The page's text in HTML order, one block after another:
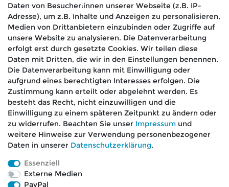
(*) Unzutreffendes streichen.
🚚 Schneller Versand
📦 Kostenloser Versand ab 75 €
📞 Kostenlose Beratung per Telefon &
WhatsApp
Impressum
Daten von Besucher:innen unserer Webseite (z.B. IP-
Adresse), um z.B. Inhalte und Anzeigen zu personalisieren,
Medien von Drittanbietern einzubinden oder Zugriffe auf
unsere Website zu analysieren. Die Datenverarbeitung
erfolgt erst durch gesetzte Cookies. Wir teilen diese
Daten mit Dritten, die wir in den Einstellungen benennen.
Die Datenverarbeitung kann mit Einwilligung oder
aufgrund eines berechtigten Interesses erfolgen. Die
Zustimmung kann erteilt oder abgelehnt werden. Es
besteht das Recht, nicht einzuwilligen und die
Einwilligung zu einem späteren Zeitpunkt zu ändern oder
zu widerrufen. Beachten Sie unser Impressum und
weitere Hinweise zur Verwendung personenbezogener
Daten in unserer Daten­schutz­erklärung.
Essenziell
Externe Medien
PayPal